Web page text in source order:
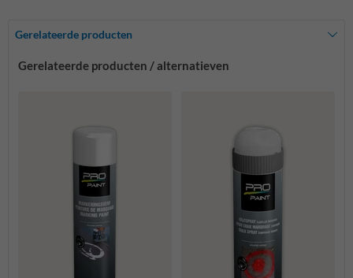
Gerelateerde producten
Gerelateerde producten / alternatieven